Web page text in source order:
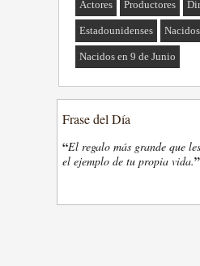
Actores Productores
Estadounidenses
Nacidos en 9 de Junio
Frase del Día
“El regalo más grande que
el ejemplo de tu propia vida.”